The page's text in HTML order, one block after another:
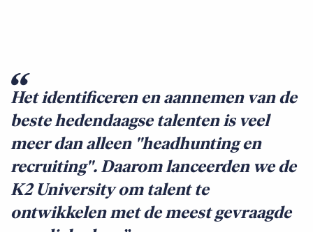
Het identificeren en aannemen van de
beste hedendaagse talenten is veel
meer dan alleen "headhunting en
recruiting". Daarom lanceerden we de
K2 University om talent te
ontwikkelen met de meest gevraagde